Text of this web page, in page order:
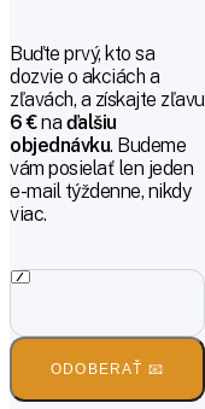
Buďte prvý, kto sa
dozvie o akciách a
zľavách, a získajte zľavu
6 €na ďalšiu
objednávku. Budeme
vám posielať len jeden
e-mail týždenne, nikdy
viac.
ODOBERAŤ 📧